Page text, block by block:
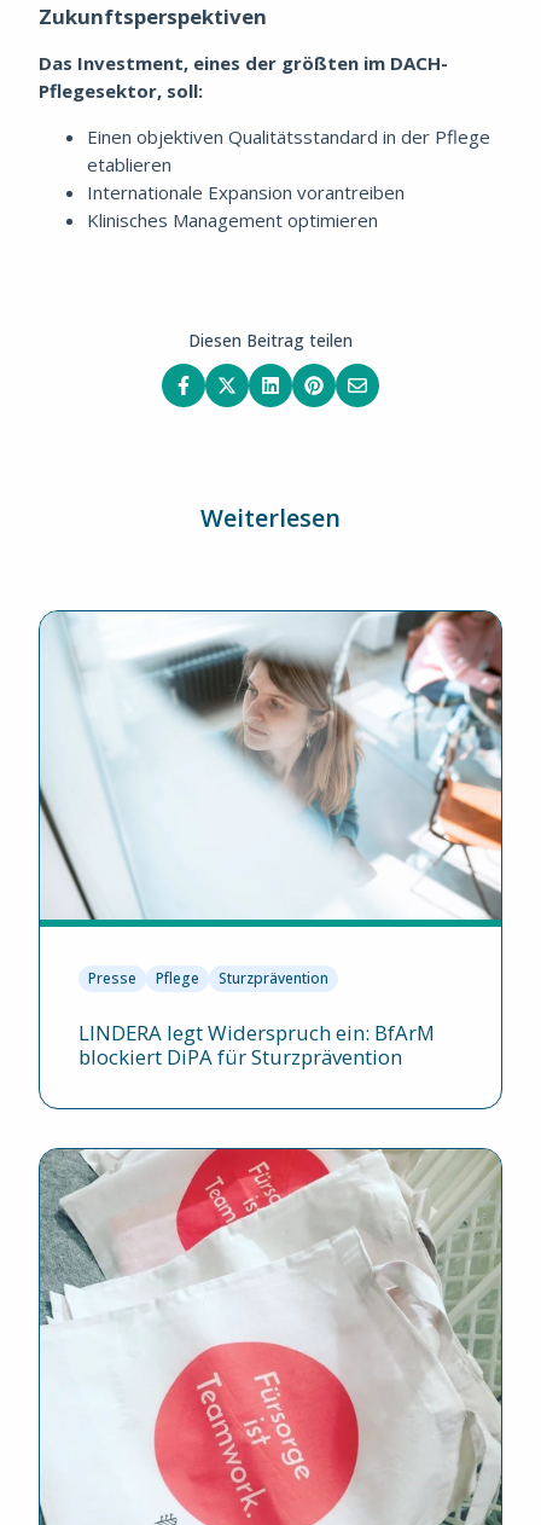
Zukunftsperspektiven
Das Investment, eines der größten im DACH-
Pflegesektor, soll:
Einen objektiven Qualitätsstandard in der Pflege
etablieren
Internationale Expansion vorantreiben
Klinisches Management optimieren
Diesen Beitrag teilen
Weiterlesen
Presse Pflege Sturzprävention
LINDERA legt Widerspruch ein: BfArM
blockiert DiPA für Sturzprävention